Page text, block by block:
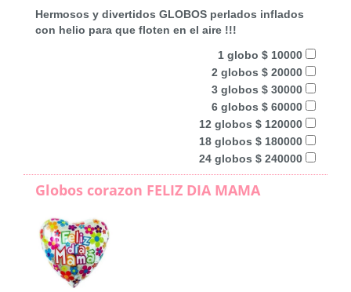
Hermosos y divertidos GLOBOS perlados inflados
con helio para que floten en el aire !!!
1 globo $ 10000
2 globos $ 20000
3 globos $ 30000
6 globos $ 60000
12 globos $ 120000
18 globos $ 180000
24 globos $ 240000
Globos corazon FELIZ DIA MAMA